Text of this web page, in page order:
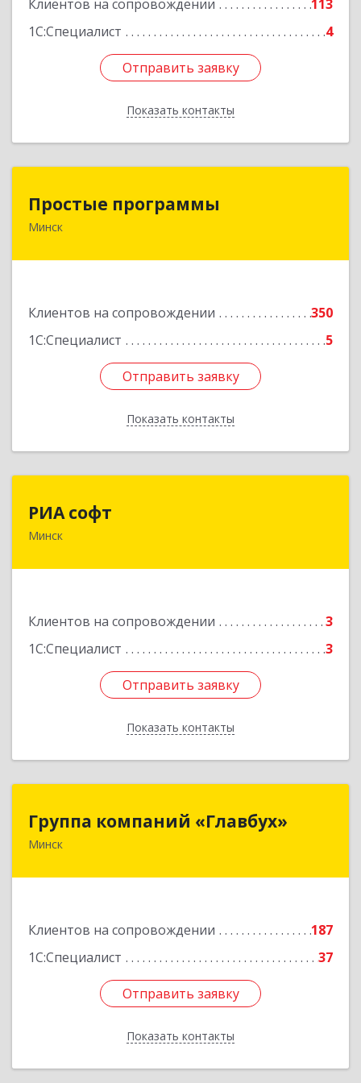
Клиентов на сопровождении
113
1С:Специалист
4
Отправить заявку
Показать контакты
Отправить заявку
Назад
Простые программы
Минск
Клиентов на сопровождении
350
1С:Специалист
5
Отправить заявку
Показать контакты
220116, пр-т Дзержинского, д. 104, пом.54а,
Отправить заявку
Назад
РИА софт
Минск
Клиентов на сопровождении
3
1С:Специалист
3
Отправить заявку
Показать контакты
220040, г.Минск, ул.М.Богдановича, д.155, офис
Отправить заявку
Назад
Группа компаний «Главбух»
Минск
Клиентов на сопровождении
187
1С:Специалист
37
Отправить заявку
Показать контакты
Группа компаний «Главбух»
Отправить заявку
Назад